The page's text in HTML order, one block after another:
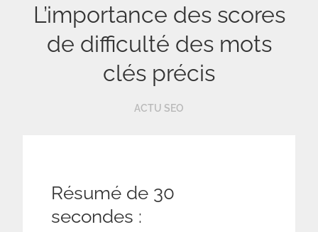
L’importance des scores
de difficulté des mots
clés précis
ACTU SEO
Résumé de 30
secondes :